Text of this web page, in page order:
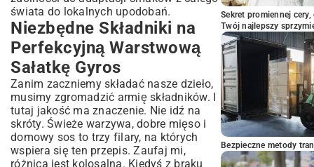
świata do lokalnych upodobań.
Niezbędne Składniki na
Perfekcyjną Warstwową
Sałatkę Gyros
Zanim zaczniemy składać nasze dzieło,
musimy zgromadzić armię składników. I
tutaj jakość ma znaczenie. Nie idź na
skróty. Świeże warzywa, dobre mięso i
domowy sos to trzy filary, na których
wspiera się ten przepis. Zaufaj mi,
różnica jest kolosalna. Kiedyś z braku
Sekret promiennej
Twój najlepszy
Bezpieczne metody